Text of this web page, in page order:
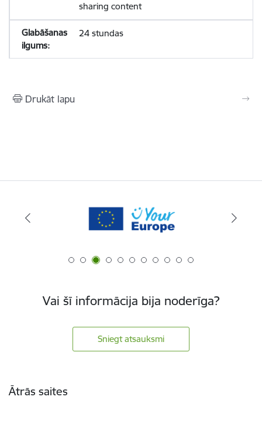
sharing content
24 stundas
Drukāt lapu
Vai šī informācija bija noderīga?
Sniegt atsauksmi
Ātrās saites